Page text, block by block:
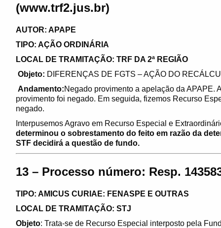
(www.trf2.jus.br)
AUTOR: APAPE
TIPO: AÇÃO ORDINÁRIA
LOCAL DE TRAMITAÇÃO: TRF DA 2ª REGIÃO
Objeto: DIFERENÇAS DE FGTS – AÇÃO DO
Andamento:Negado provimento a apelação da APAPE.
provimento foi negado. Em seguida, fizemos Recurso
negado.
Interpusemos Agravo em Recurso Especial e
determinou o sobrestamento do feito em razão da
STF decidirá a questão de fundo.
13 – Processo número: Resp.
TIPO: AMICUS CURIAE: FENASPE E OUTRAS
LOCAL DE TRAMITAÇÃO: STJ
Objeto: Trata-se de Recurso Especial interposto pela